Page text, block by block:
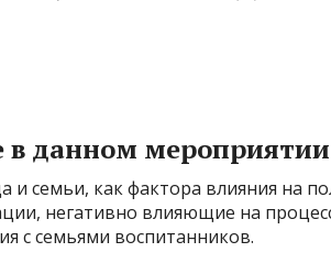
в данном
и семьи, как фактора влияния на
негативно влияющие на
с семьями воспитанников.